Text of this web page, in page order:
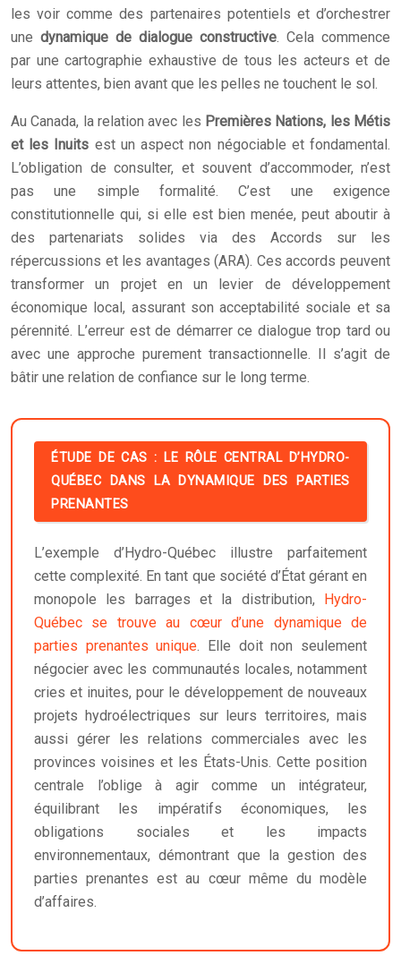
les voir comme des partenaires potentiels et d’orchestrer
une dynamique de dialogue constructive . Cela commence
par une cartographie exhaustive de tous les acteurs et de
leurs attentes, bien avant que les pelles ne touchent le sol.
Au Canada, la relation avec les Premières Nations, les Métis
et les Inuits est un aspect non négociable et fondamental.
L’obligation de consulter, et souvent d’accommoder, n’est
pas une simple formalité. C’est une exigence
constitutionnelle qui, si elle est bien menée, peut aboutir à
des partenariats solides via des Accords sur les
répercussions et les avantages (ARA). Ces accords peuvent
transformer un projet en un levier de développement
économique local, assurant son acceptabilité sociale et sa
pérennité. L’erreur est de démarrer ce dialogue trop tard ou
avec une approche purement transactionnelle. Il s’agit de
bâtir une relation de confiance sur le long terme.
ÉTUDE DE CAS : LE RÔLE CENTRAL D’HYDRO-
QUÉBEC DANS LA DYNAMIQUE DES PARTIES
PRENANTES
L’exemple d’Hydro-Québec illustre parfaitement
cette complexité. En tant que société d’État gérant en
monopole les barrages et la distribution, Hydro-
Québec se trouve au cœur d’une dynamique de
parties prenantes unique. Elle doit non seulement
négocier avec les communautés locales, notamment
cries et inuites, pour le développement de nouveaux
projets hydroélectriques sur leurs territoires, mais
aussi gérer les relations commerciales avec les
provinces voisines et les États-Unis. Cette position
centrale l’oblige à agir comme un intégrateur,
équilibrant les impératifs économiques, les
obligations sociales et les impacts
environnementaux, démontrant que la gestion des
parties prenantes est au cœur même du modèle
d’affaires.